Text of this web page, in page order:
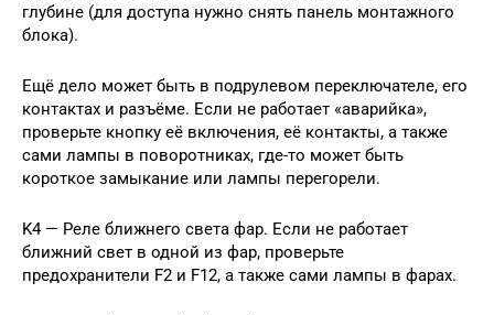
глубине (для доступа нужно снять панель монтажного
блока).
Ещё дело может быть в подрулевом переключателе, его
контактах и разъёме. Если не работает «аварийка»,
проверьте кнопку её включения, её контакты, а также
сами лампы в поворотниках, где-то может быть
короткое замыкание или лампы перегорели.
K4 — Реле ближнего света фар. Если не работает
ближний свет в одной из фар, проверьте
предохранители F2 и F12, а также сами лампы в фарах.